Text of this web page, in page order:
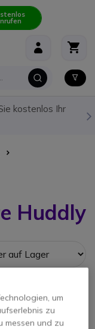
kostenlos Ihr
Huddly
um
zu
messen und zu